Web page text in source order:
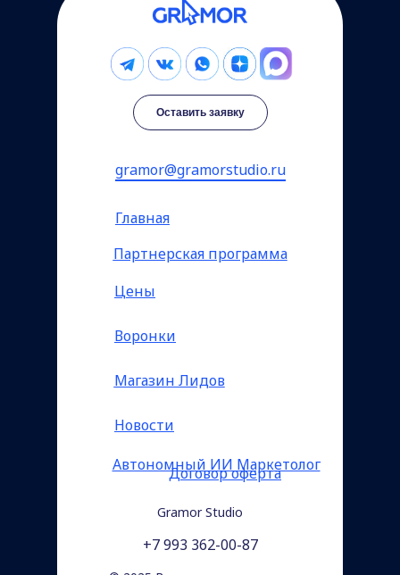
gramor@gramorstudio.ru
Gramor Studio
Партнерская программа
Цены
Оставить заявку
Воронки
Магазин Лидов
Новости
Главная
Автономный ИИ Маркетолог
Договор оферта
+7 993 362-00-87